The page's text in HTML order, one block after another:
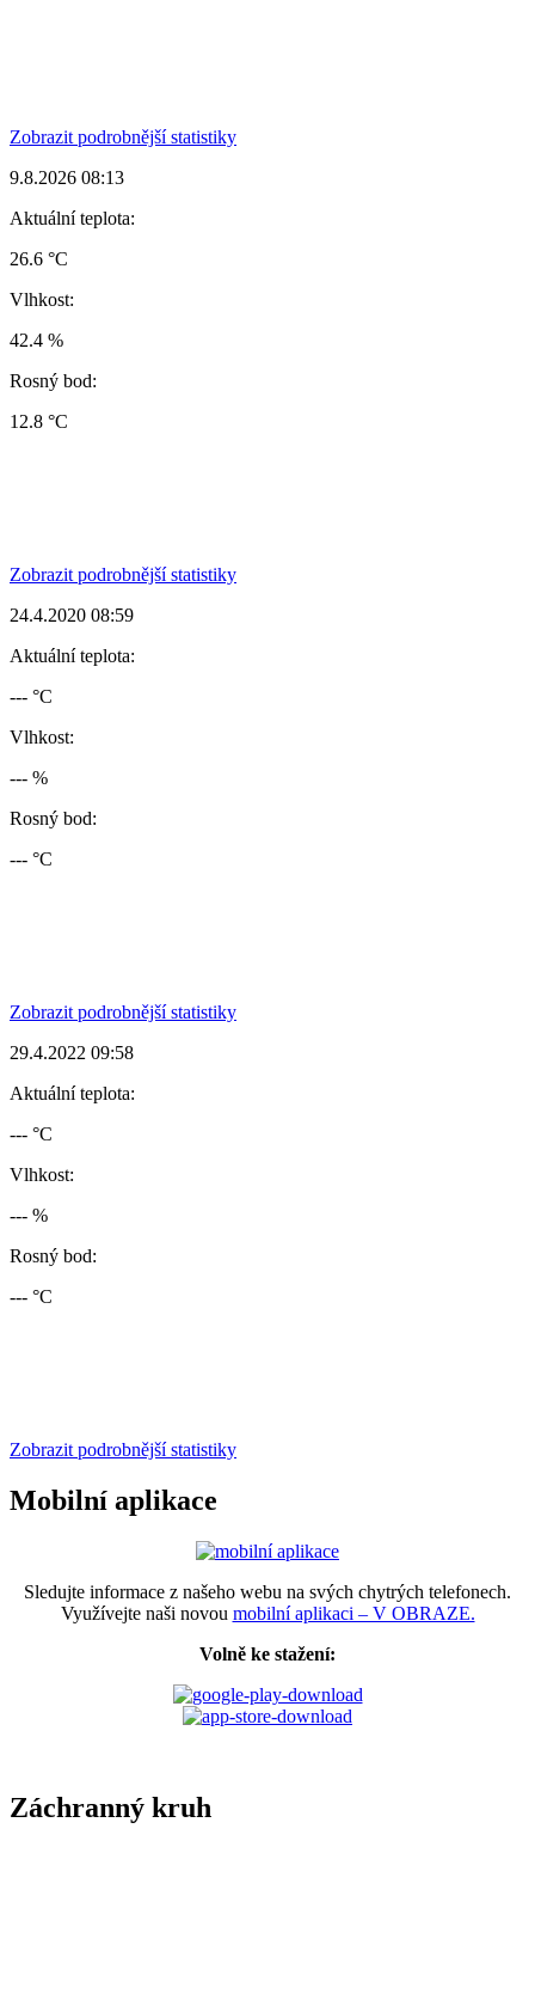
Zobrazit podrobnější statistiky
9.8.2026 08:13
Aktuální teplota:
26.6 °C
Vlhkost:
42.4 %
Rosný bod:
12.8 °C
Zobrazit podrobnější statistiky
24.4.2020 08:59
Aktuální teplota:
--- °C
Vlhkost:
--- %
Rosný bod:
--- °C
Zobrazit podrobnější statistiky
29.4.2022 09:58
Aktuální teplota:
--- °C
Vlhkost:
--- %
Rosný bod:
--- °C
Zobrazit podrobnější statistiky
Mobilní aplikace
Sledujte informace z našeho webu na svých chytrých telefonech.
Využívejte naši novou mobilní aplikaci – V OBRAZE.
Volně ke stažení:
Záchranný kruh